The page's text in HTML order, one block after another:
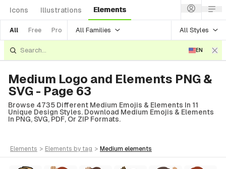
Icons Illustrations Elements
All Free Pro All Families All Styles
EN
Medium Logo and Elements PNG &
SVG - Page 63
Browse 4735 Different Medium Emojis & Elements In 11
Unique Design Styles. Download Medium Emojis & Elements
In PNG, SVG, PDF, Or ZIP Formats.
elements > elements by tag > medium elements